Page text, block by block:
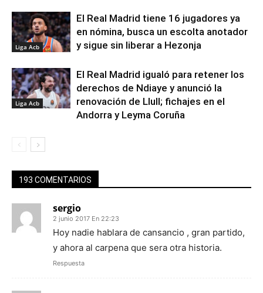
Liga Acb
El Real Madrid tiene 16 jugadores ya
en nómina, busca un escolta anotador
y sigue sin liberar a Hezonja
Liga Acb
El Real Madrid igualó para retener los
derechos de Ndiaye y anunció la
renovación de Llull; fichajes en el
Andorra y Leyma Coruña
193 COMENTARIOS
sergio
2 junio 2017 En 22:23
Hoy nadie hablara de cansancio , gran partido,
y ahora al carpena que sera otra historia.
Respuesta